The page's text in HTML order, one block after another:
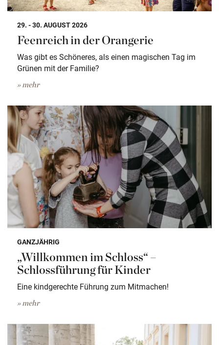
29. - 30. AUGUST 2026
Feenreich in der Orangerie
Was gibt es Schöneres, als einen magischen Tag im
Grünen mit der Familie?
» mehr
GANZJÄHRIG
„Willkommen im Schloss“ –
Schlossführung für Kinder
Eine kindgerechte Führung zum Mitmachen!
» mehr